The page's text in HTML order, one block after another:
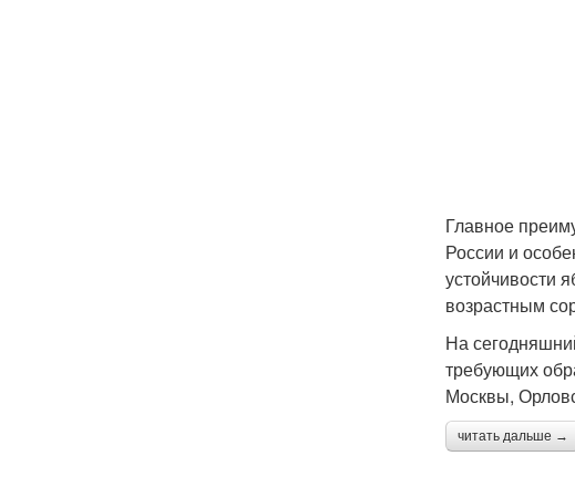
Главное
России и
устойчивости
возрастным
На
требующих
Москвы,
читать дальше →